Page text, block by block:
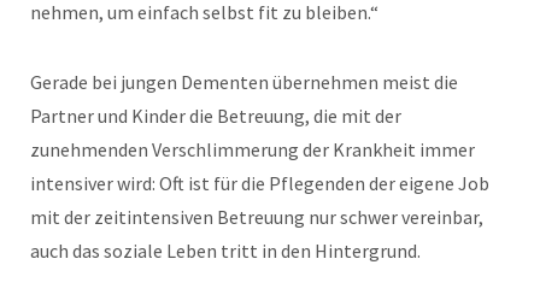
nehmen, um einfach selbst fit zu bleiben.“
Gerade bei jungen Dementen übernehmen meist die
Partner und Kinder die Betreuung, die mit der
zunehmenden Verschlimmerung der Krankheit immer
intensiver wird: Oft ist für die Pflegenden der eigene Job
mit der zeitintensiven Betreuung nur schwer vereinbar,
auch das soziale Leben tritt in den Hintergrund.